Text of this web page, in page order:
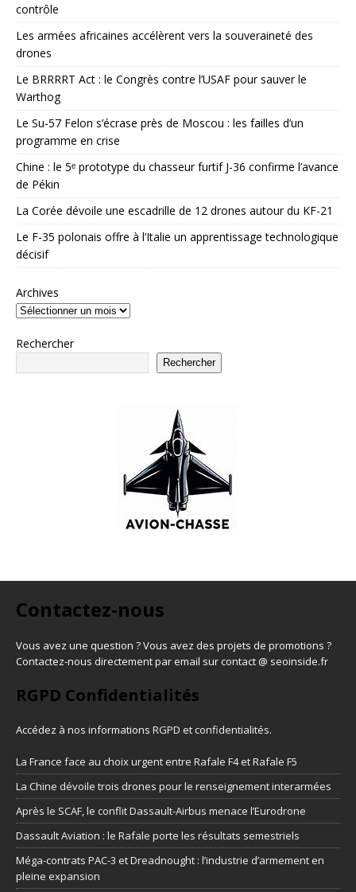
contrôle
Les armées africaines accélèrent vers la souveraineté des
drones
Le BRRRRT Act : le Congrès contre l’USAF pour sauver le
Warthog
Le Su-57 Felon s’écrase près de Moscou : les failles d’un
programme en crise
Chine : le 5ᵉ prototype du chasseur furtif J-36 confirme l’avance
de Pékin
La Corée dévoile une escadrille de 12 drones autour du KF-21
Le F-35 polonais offre à l’Italie un apprentissage technologique
décisif
Archives
Rechercher
Rechercher
Contactez-nous
Vous avez une question ? Vous avez des projets de promotions ?
Contactez-nous directement par email sur contact @ seoinside.fr
RGPD Confidentialités
Accédez à nos informations RGPD et confidentialités.
La France face au choix urgent entre Rafale F4 et Rafale F5
La Chine dévoile trois drones pour le renseignement interarmées
Après le SCAF, le conflit Dassault-Airbus menace l’Eurodrone
Dassault Aviation : le Rafale porte les résultats semestriels
Méga-contrats PAC-3 et Dreadnought : l’industrie d’armement en
pleine expansion